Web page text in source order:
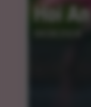
Hoi An